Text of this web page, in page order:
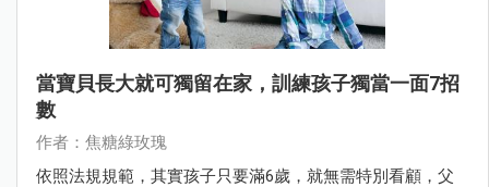
當寶貝長大就可獨留在家，訓練孩子獨當一面7招
數
作者：焦糖綠玫瑰
依照法規規範，其實孩子只要滿6歲，就無需特別看顧，父